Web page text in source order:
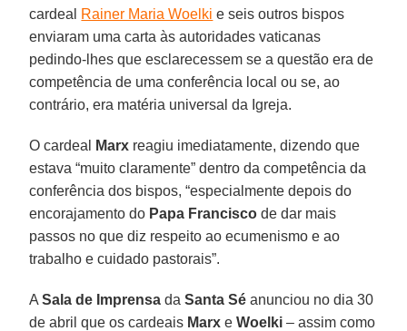
cardeal Rainer Maria Woelki e seis outros bispos
enviaram uma carta às autoridades vaticanas
pedindo-lhes que esclarecessem se a questão era de
competência de uma conferência local ou se, ao
contrário, era matéria universal da Igreja.
O cardeal Marx reagiu imediatamente, dizendo que
estava “muito claramente” dentro da competência da
conferência dos bispos, “especialmente depois do
encorajamento do Papa Francisco de dar mais
passos no que diz respeito ao ecumenismo e ao
trabalho e cuidado pastorais”.
ASala de Imprensa daSanta Sé anunciou no dia 30
de abril que os cardeais Marx eWoelki – assim como